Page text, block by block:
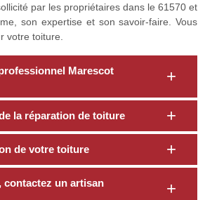
par les propriétaires dans le 61570 et
son expertise et son savoir-faire. Vous
votre toiture.
Marescot
la réparation de toiture
de votre toiture
contactez un artisan